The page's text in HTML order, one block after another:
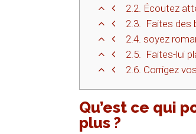
2.2. Écoutez
2.3.
Faites des
2.4. soyez
2.5.
Faites-lui
2.6. Corrigez
Qu’est ce qui
plus ?